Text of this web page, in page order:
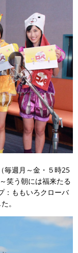
毎週月～金・５時25
笑う朝には福来たる
：ももいろクローバ
。